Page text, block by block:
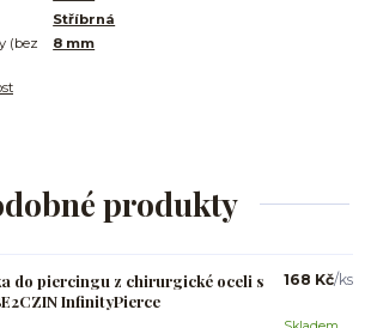
Stříbrná
(bez
8 mm
produkty
do piercingu z chirurgické oceli s
InfinityPierce
168 Kč/ks